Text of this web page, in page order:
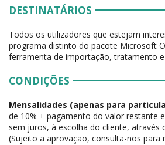
DESTINATÁRIOS
Todos os utilizadores que estejam
programa distinto do pacote Microsoft
ferramenta de importação, tratamento e
CONDIÇÕES
Mensalidades (apenas para
de 10% + pagamento do valor restante
sem juros, à escolha do cliente, através
(Sujeito a aprovação, consulta-nos para